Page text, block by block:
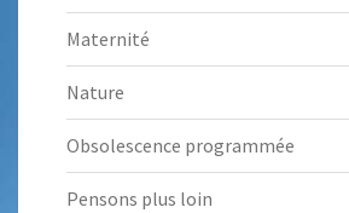
Maternité
Nature
Obsolescence programmée
Pensons plus loin